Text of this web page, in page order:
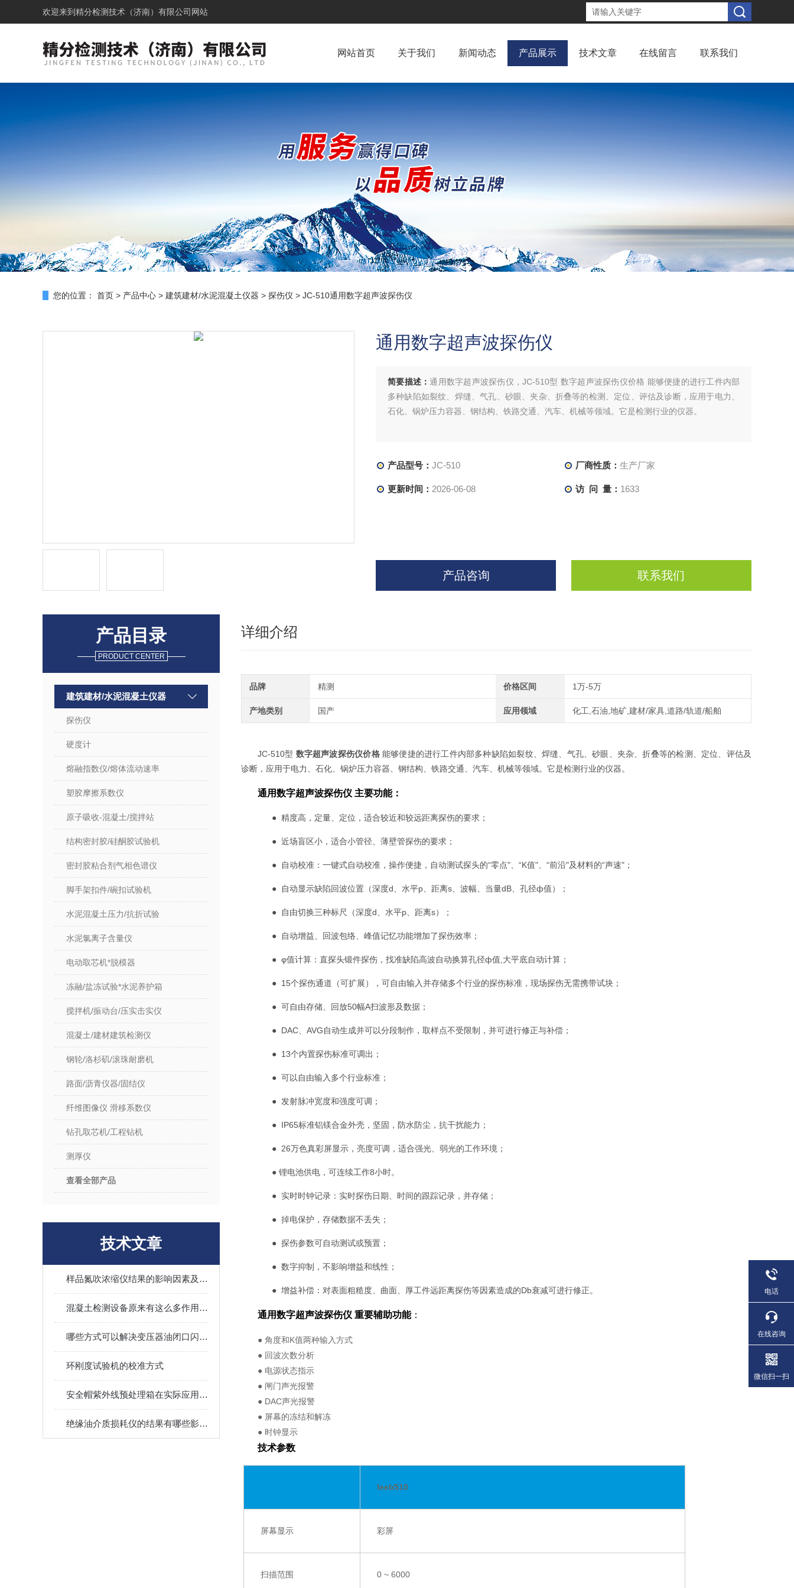
欢迎来到 精分检测技术（济南）有限公司网站
网站首页 关于我们 新闻动态 产品展示 技术文章 在线留言 联系我们
您的位置： 首页 > 产品中心 > 建筑建材/水泥混凝土仪器 > 探伤仪 > JC-510通用数字超声波探伤仪
通用数字超声波探伤仪
简要描述：通用数字超声波探伤仪，JC-510型 数字超声波探伤仪价格 能够便捷的进行工件内部
多种缺陷如裂纹、焊缝、气孔、砂眼、夹杂、折叠等的检测、定位、评估及诊断，应用于电力、
石化、锅炉压力容器、钢结构、铁路交通、汽车、机械等领域。它是检测行业的仪器。
产品型号： JC-510 厂商性质： 生产厂家
更新时间： 2026-06-08 访 问 量： 1633
产品咨询 联系我们
产品目录
PRODUCT CENTER
建筑建材/水泥混凝土仪器
探伤仪
硬度计
熔融指数仪/熔体流动速率
塑胶摩擦系数仪
原子吸收-混凝土/搅拌站
结构密封胶/硅酮胶试验机
密封胶粘合剂气相色谱仪
脚手架扣件/碗扣试验机
水泥混凝土压力/抗折试验
水泥氯离子含量仪
电动取芯机*脱模器
冻融/盐冻试验*水泥养护箱
搅拌机/振动台/压实击实仪
混凝土/建材建筑检测仪
钢轮/洛杉矶/滚珠耐磨机
路面/沥青仪器/固结仪
纤维图像仪 滑移系数仪
钻孔取芯机/工程钻机
测厚仪
查看全部产品
技术文章
样品氮吹浓缩仪结果的影响因素及其调控
混凝土检测设备原来有这么多作用值得我们选择
哪些方式可以解决变压器油闭口闪点测定仪的故障
环刚度试验机的校准方式
安全帽紫外线预处理箱在实际应用中的应用场景
绝缘油介质损耗仪的结果有哪些影响因素
详细介绍
品牌 精测 价格区间 1万-5万
产地类别 国产 应用领域 化工,石油,地矿,建材/家具,道路/轨道/船舶
JC-510型 数字超声波探伤仪价格能够便捷的进行工件内部多种缺陷如裂纹、焊缝、气孔、砂眼、夹杂、折叠等的检测、定位、评估及
诊断，应用于电力、石化、锅炉压力容器、钢结构、铁路交通、汽车、机械等领域。它是检测行业的仪器。
通用数字超声波探伤仪 主要功能：
● 精度高，定量、定位，适合较近和较远距离探伤的要求；
● 近场盲区小，适合小管径、薄壁管探伤的要求；
● 自动校准：一键式自动校准，操作便捷，自动测试探头的“零点"、“K值"、“前沿"及材料的“声速"；
● 自动显示缺陷回波位置（深度d、水平p、距离s、波幅、当量dB、孔径ф值）；
● 自由切换三种标尺（深度d、水平p、距离s）；
● 自动增益、回波包络、峰值记忆功能增加了探伤效率；
● φ值计算：直探头锻件探伤，找准缺陷高波自动换算孔径ф值,大平底自动计算；
● 15个探伤通道（可扩展），可自由输入并存储多个行业的探伤标准，现场探伤无需携带试块；
● 可自由存储、回放50幅A扫波形及数据；
● DAC、AVG自动生成并可以分段制作，取样点不受限制，并可进行修正与补偿；
● 13个内置探伤标准可调出；
● 可以自由输入多个行业标准；
● 发射脉冲宽度和强度可调；
● IP65标准铝镁合金外壳，坚固，防水防尘，抗干扰能力；
● 26万色真彩屏显示，亮度可调，适合强光、弱光的工作环境；
● 锂电池供电，可连续工作8小时。
● 实时时钟记录：实时探伤日期、时间的跟踪记录，并存储；
● 掉电保护，存储数据不丢失；
● 探伤参数可自动测试或预置；
● 数字抑制，不影响增益和线性；
● 增益补偿：对表面粗糙度、曲面、厚工件远距离探伤等因素造成的Db衰减可进行修正。
通用数字超声波探伤仪 重要辅助功能：
● 角度和K值两种输入方式
● 回波次数分析
● 电源状态指示
● 闸门声光报警
● DAC声光报警
● 屏幕的冻结和解冻
● 时钟显示
技术参数
leeb510
屏幕显示 彩屏
扫描范围 0~ 6000
电话
在线咨询
微信扫一扫